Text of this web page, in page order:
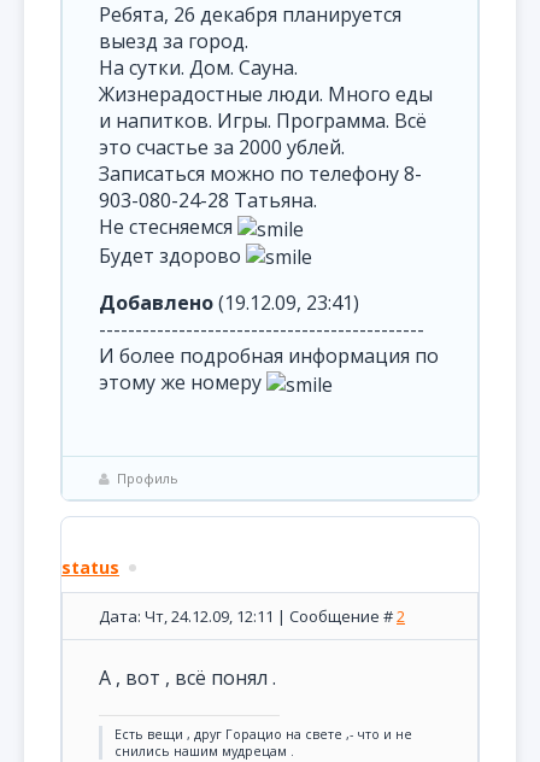
Ребята, 26 декабря планируется
выезд за город.
На сутки. Дом. Сауна.
Жизнерадостные люди. Много еды
и напитков. Игры. Программа. Всё
это счастье за 2000 ублей.
Записаться можно по телефону 8-
903-080-24-28 Татьяна.
Не стесняемся
Будет здорово
Добавлено(19.12.09, 23:41)
---------------------------------------------
И более подробная информация по
этому же номеру
Профиль
status
Дата: Чт, 24.12.09, 12:11 | Сообщение #2
А , вот , всё понял .
Есть вещи , друг Горацио на свете ,- что и не
снились нашим мудрецам .